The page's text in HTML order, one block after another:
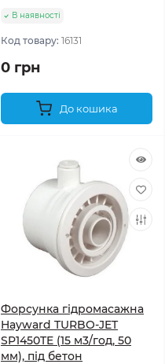
В наявності
Код товару: 16131
0 грн
До кошика
Форсунка гідромасажна
Hayward TURBO-JET
SP1450TE (15 м3/год, 50
мм), під бетон